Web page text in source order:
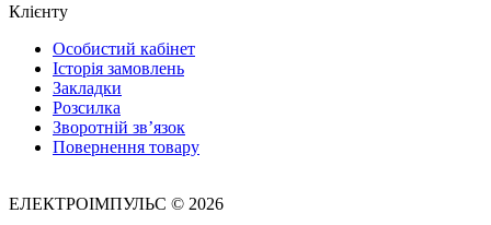
Клієнту
Особистий кабінет
Історія замовлень
Закладки
Розсилка
Зворотній зв’язок
Повернення товару
ЕЛЕКТРОІМПУЛЬС © 2026